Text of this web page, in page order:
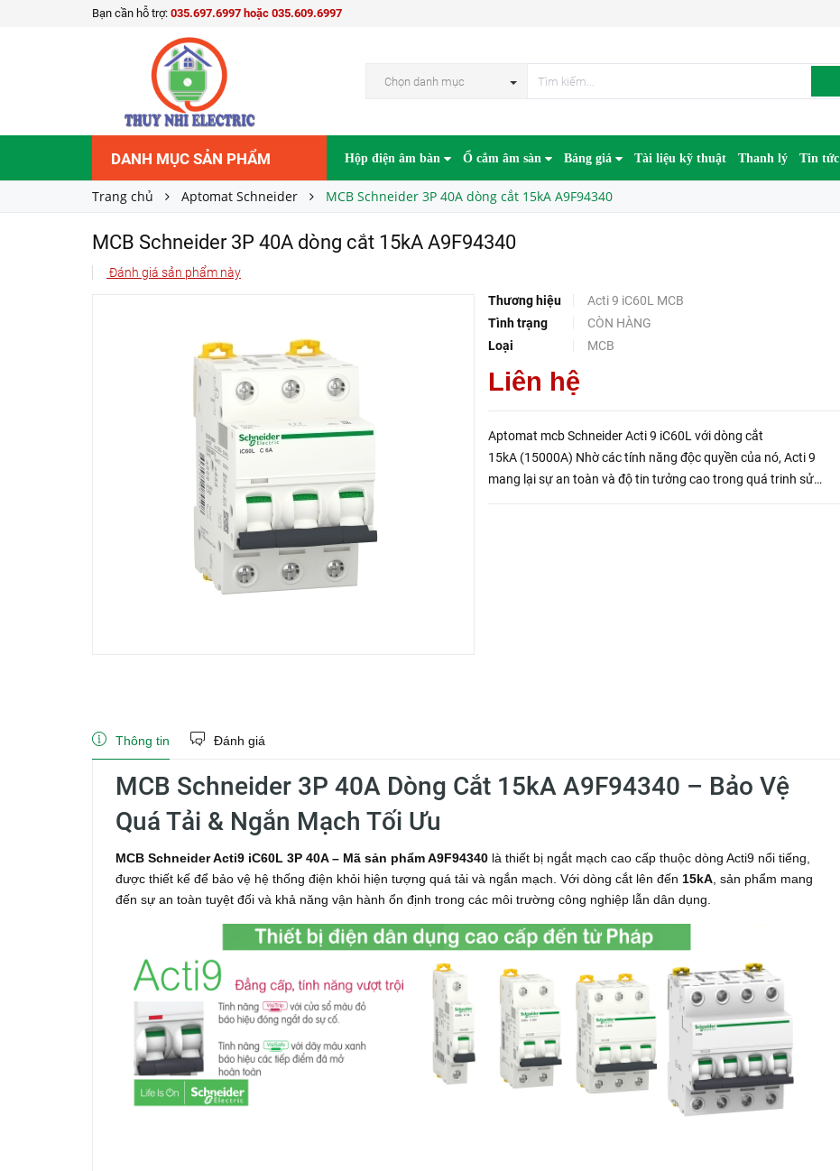
Bạn cần hỗ trợ: 035.697.6997 hoặc 035.609.6997
Chọn danh mục
DANH MỤC SẢN PHẨM Hộp điện âm bàn Ổ cắm âm sàn Bảng giá Tài liệu kỹ thuật Thanh lý Tin tức
Trang chủ Aptomat Schneider MCB Schneider 3P 40A dòng cắt 15kA A9F94340
MCB Schneider 3P 40A dòng cắt 15kA A9F94340
Đánh giá sản phẩm này
Thương hiệu
Acti 9 iC60L MCB
Tình trạng
CÒN HÀNG
Loại
MCB
Liên hệ
Aptomat mcb Schneider Acti 9 iC60L với dòng cắt
15kA (15000A) Nhờ các tính năng độc quyền của nó, Acti 9
mang lại sự an toàn và độ tin tưởng cao trong quá trinh sử
MCB Schneider 3P 40A dòng cắt 15kA A9F94340
Giá bán: Liên hệ
Thông tin Đánh giá
MCB Schneider 3P 40A Dòng Cắt 15kA A9F94340 – Bảo Vệ
Quá Tải & Ngắn Mạch Tối Ưu
MCB Schneider Acti9 iC60L 3P 40A – Mã sản phẩm A9F94340 là thiết bị ngắt mạch cao cấp thuộc dòng Acti9 nổi tiếng,
được thiết kế để bảo vệ hệ thống điện khỏi hiện tượng quá tải và ngắn mạch. Với dòng cắt lên đến 15kA , sản phẩm mang
đến sự an toàn tuyệt đối và khả năng vận hành ổn định trong các môi trường công nghiệp lẫn dân dụng.